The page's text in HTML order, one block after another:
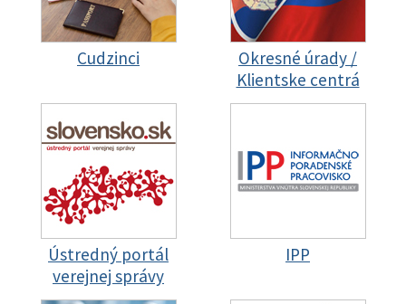
Cudzinci
Okresné úrady /
Klientske centrá
Ústredný portál
verejnej správy
IPP